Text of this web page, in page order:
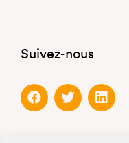
Suivez-nous